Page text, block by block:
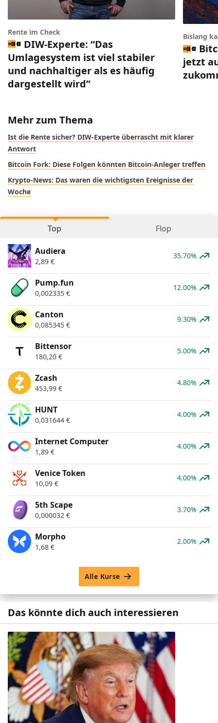
Rente im Check
DIW-Experte: “Das
Umlagesystem ist viel stabiler
und nachhaltiger als es häufig
dargestellt wird”
Bislang
jetzt
Mehr zum Thema
Ist die Rente sicher? DIW-Experte überrascht mit klarer
Antwort
Bitcoin Fork: Diese Folgen könnten Bitcoin-Anleger treffen
Krypto-News: Das waren die wichtigsten Ereignisse der
Woche
Top Flop
Audiera
2,89 €
35.70%
Pump.fun
0,002335 €
12.00%
Canton
0,085345 €
9.30%
Bittensor
180,20 €
5.00%
Zcash
453,99 €
4.80%
HUNT
0,031644 €
4.00%
Internet Computer
1,89 €
4.00%
Venice Token
10,09 €
4.00%
5th Scape
0,000032 €
3.70%
Morpho
1,68 €
2.00%
Alle Kurse
Das könnte dich auch interessieren